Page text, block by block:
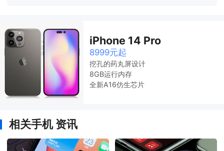
iPhone 14 Pro
8999元起
挖孔的药丸屏设计
8GB运行内存
全新A16仿生芯片
相关手机 资讯